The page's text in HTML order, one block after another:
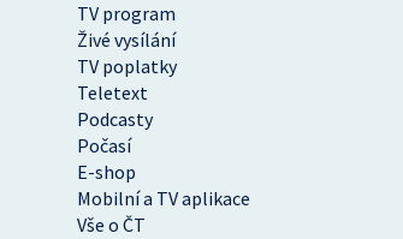
TV program
Živé vysílání
TV poplatky
Teletext
Podcasty
Počasí
E-shop
Mobilní a TV aplikace
Vše o ČT